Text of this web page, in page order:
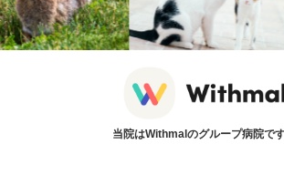
当院はWithmalのグループ病院です